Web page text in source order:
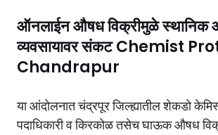
ऑनलाईन औषध विक्रीमुळे स्थानिक
व्यवसायावर संकट Chemist
Chandrapur
या आंदोलनात चंद्रपूर जिल्ह्यातील शेकडो
पदाधिकारी व किरकोळ तसेच घाऊक औषध